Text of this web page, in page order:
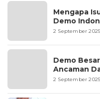
Mengapa
Demo
2 September 2025
Demo
Ancaman
2 September 2025